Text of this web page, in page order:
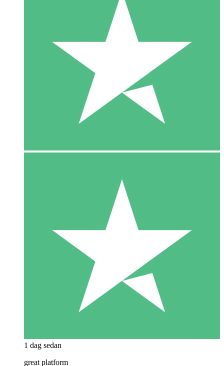
1 dag sedan
great platform